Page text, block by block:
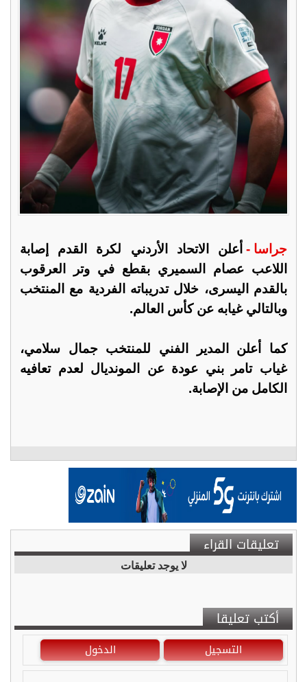
جراسا - أعلن الاتحاد الأردني لكرة القدم إصابة
اللاعب عصام السميري بقطع في وتر العرقوب
بالقدم اليسرى، خلال تدريباته الفردية مع المنتخب
وبالتالي غيابه عن كأس العالم.
كما أعلن المدير الفني للمنتخب جمال سلامي،
غياب تامر بني عودة عن المونديال لعدم تعافيه
الكامل من الإصابة.
تعليقات القراء
لا يوجد تعليقات
أكتب تعليقا
التسجيل الدخول